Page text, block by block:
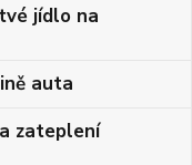
jídlo na
auta
zateplení